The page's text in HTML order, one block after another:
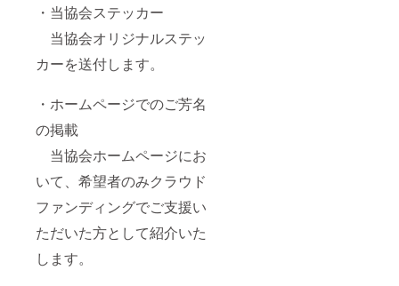
・当協会ステッカー
当協会オリジナルステッ
カーを送付します。
・ホームページでのご芳名
の掲載
当協会ホームページにお
いて、希望者のみクラウド
ファンディングでご支援い
ただいた方として紹介いた
します。